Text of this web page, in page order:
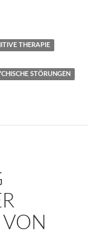
THERAPIE
STÖRUNGEN